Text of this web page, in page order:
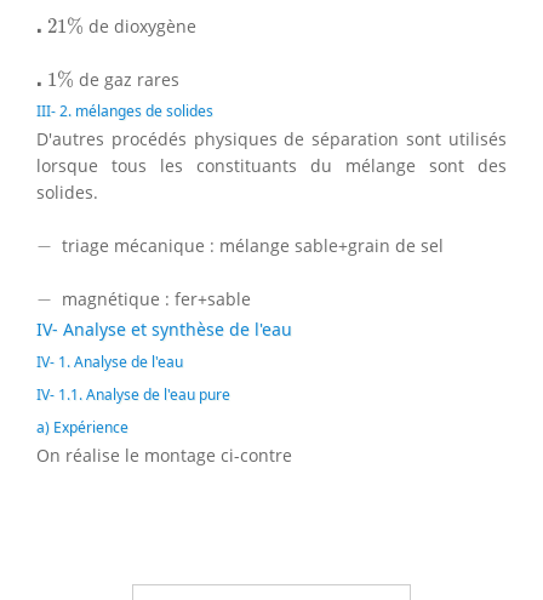
⋅ 21%
21% de dioxygène
⋅ 1%
1% de gaz rares
III- 2. mélanges de solides
D'autres procédés physiques de séparation sont utilisés
lorsque tous les constituants du mélange sont des
solides.
− triage mécanique : mélange sable+grain de sel
− magnétique : fer+sable
IV- Analyse et synthèse de l'eau
IV- 1. Analyse de l'eau
IV- 1.1. Analyse de l'eau pure
a) Expérience
On réalise le montage ci-contre